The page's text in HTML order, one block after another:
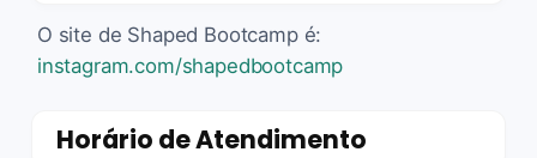
O site de Shaped Bootcamp é:
instagram.com/shapedbootcamp
Horário de Atendimento